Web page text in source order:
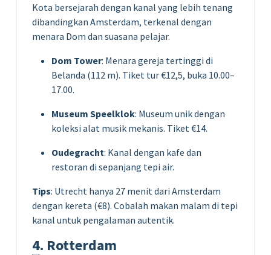
Kota bersejarah dengan kanal yang lebih tenang
dibandingkan Amsterdam, terkenal dengan
menara Dom dan suasana pelajar.
Dom Tower: Menara gereja tertinggi di
Belanda (112 m). Tiket tur €12,5, buka 10.00–
17.00.
Museum Speelklok: Museum unik dengan
koleksi alat musik mekanis. Tiket €14.
Oudegracht: Kanal dengan kafe dan
restoran di sepanjang tepi air.
Tips: Utrecht hanya 27 menit dari Amsterdam
dengan kereta (€8). Cobalah makan malam di tepi
kanal untuk pengalaman autentik.
4. Rotterdam